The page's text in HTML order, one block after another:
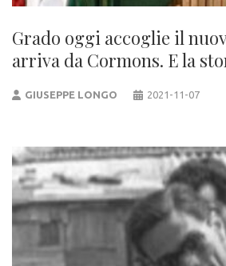
Grado oggi accoglie il
arriva da Cormons. E la
GIUSEPPE LONGO 2021-11-07